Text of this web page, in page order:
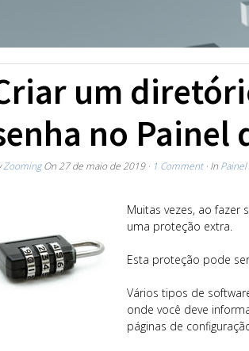
um
no Painel
ZoomingOn 27 de maio de 2019· 1 Comment· In
Muitas vezes, ao fazer
uma proteção extra.
Esta proteção pode
Vários tipos de
onde você deve
páginas de